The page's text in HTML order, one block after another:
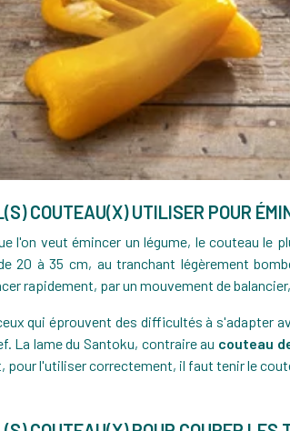
de bienvenue
€(-16%)
COUTEAU FLEXIBLE À SAUMON ET JAMBON 30,5 CM TYPE 301
149,90 €
Offre de
103,57 €(-
122,69 €-0,61 €
COUTEAU(X) UTILISER POUR
l'on veut émincer un légume, le couteau le
20 à 35 cm, au tranchant légèrement
rapidement, par un mouvement de
qui éprouvent des difficultés à s'adapter
La lame du Santoku, contraire au couteau
pour l'utiliser correctement, il faut tenir le